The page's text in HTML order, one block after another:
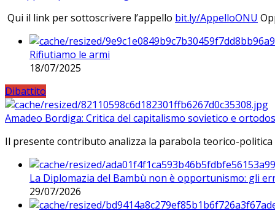
Qui il link per sottoscrivere l’appello bit.ly/AppelloONU
Rifiutiamo le armi
18/07/2025
Dibattito
Amadeo Bordiga: Critica del capitalismo sovietico e
Il presente contributo analizza la parabola teorico-
La Diplomazia del Bambù non è opportunismo: gli
29/07/2026